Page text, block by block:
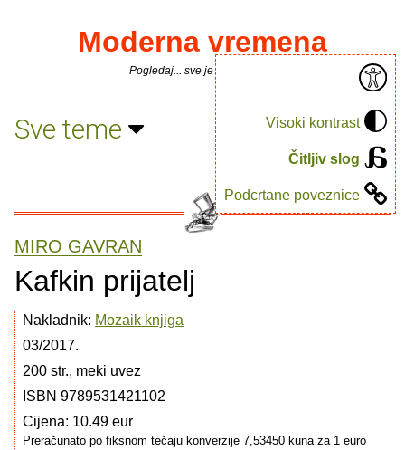
Visoki kontrast
Čitljiv slog
Podcrtane poveznice
Moderna vremena
Pogledaj... sve je puno knjiga.
Sve teme
MIRO GAVRAN
Kafkin prijatelj
Nakladnik: Mozaik knjiga
03/2017.
200 str., meki uvez
ISBN 9789531421102
Cijena: 10.49 eur
Preračunato po fiksnom tečaju konverzije 7,53450 kuna za 1 euro